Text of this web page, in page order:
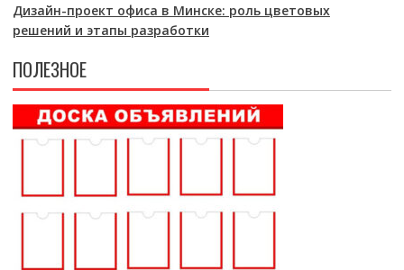
Дизайн-проект офиса в Минске: роль цветовых
решений и этапы разработки
ПОЛЕЗНОЕ